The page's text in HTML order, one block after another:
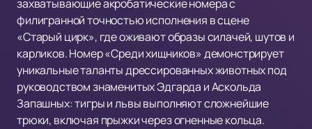
захватывающие акробатические номера с
филигранной точностью исполнения в сцене
«Старый цирк», где оживают образы силачей, шутов и
карликов. Номер «Среди хищников» демонстрирует
уникальные таланты дрессированных животных под
руководством знаменитых Эдгарда и Аскольда
Запашных: тигры и львы выполняют сложнейшие
трюки, включая прыжки через огненные кольца.